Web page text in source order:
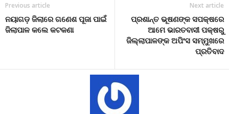
Previous article
ନୟାଗଡ଼ ଜିଲାରେ ଗଣେଶ ପୂଜା ପାଇଁ
ଜିଲାପାଳ କଲେ କଟକଣା
Next article
ପ୍ରଶାନ୍ତ ଭୂଷଣଙ୍କ ସପକ୍ଷରେ
ଆମେ ଭାରତବାସୀ ପକ୍ଷରୁ
ଜିଲ୍ଲାପାଳଙ୍କ ଅପିଂସ ସମ୍ମୁଖରେ
ପ୍ରତିବାଦ